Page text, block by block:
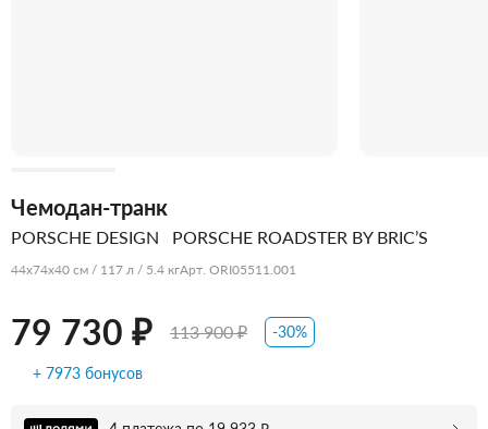
Чемодан-транк
PORSCHE DESIGN PORSCHE ROADSTER BY BRIC’S
44x74x40 см / 117 л / 5.4 кгАрт. ORI05511.001
79 730 ₽ 113 900 ₽ -30%
+ 7973 бонусов